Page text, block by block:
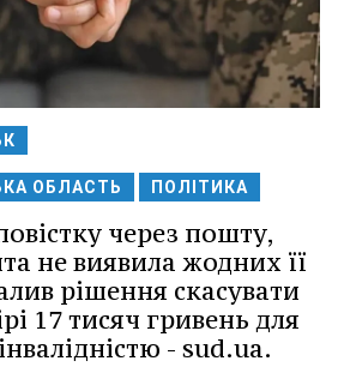
ОБЛАСТЬ ПОЛІТИКА
через пошту,
не виявила жодних її
рішення скасувати
17 тисяч гривень для
- sud.ua.